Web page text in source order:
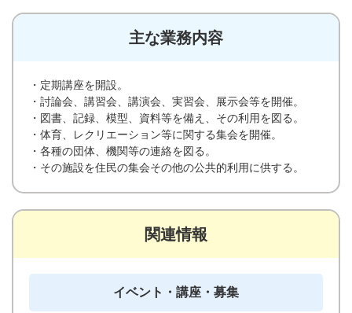
主な業務内容
・定期講座を開設。
・討論会、講習会、講演会、実習会、展示会等を開催。
・図書、記録、模型、資料等を備え、その利用を図る。
・体育、レクリエーション等に関する集会を開催。
・各種の団体、機関等の連絡を図る。
・その施設を住民の集会その他の公共的利用に供する。
関連情報
イベント・講座・募集